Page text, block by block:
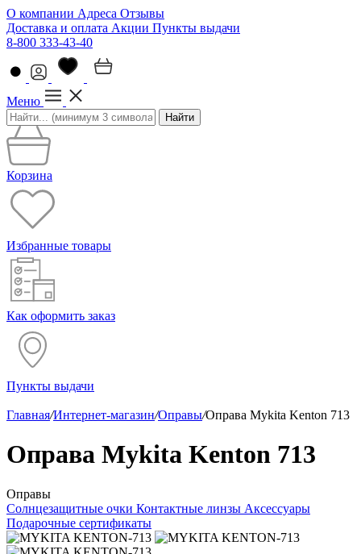
О компании Адреса Отзывы
Доставка и оплата Акции Пункты выдачи
8-800 333-43-40
Меню
Найти
Корзина
Избранные товары
Как оформить заказ
Пункты выдачи
Главная/Интернет-магазин/Оправы/Оправа Mykita Kenton 713
Оправа Mykita Kenton 713
Оправы
Солнцезащитные очки Контактные линзы Аксессуары
Подарочные сертификаты